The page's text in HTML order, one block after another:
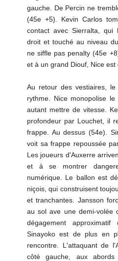
gauche. De Percin ne
(45e +5). Kevin Carlos
contact avec Sierralta,
droit et touché au niveau
ne siffle pas penalty (45e
et à un grand Diouf, Nice est
Au retour des vestiaires,
rythme. Nice monopolise
autant mettre de vitesse.
profondeur par Louchet, il
frappe. Au dessus (54e).
voit sa frappe repoussée
Les joueurs d'Auxerre
et à se montrer
numérique. Le ballon est
niçois, qui construisent
et tranchantes. Jansson
au sol ave une demi-volée
dégagement
Sinayoko est de plus en
rencontre. L'attaquant de
côté gauche, aux